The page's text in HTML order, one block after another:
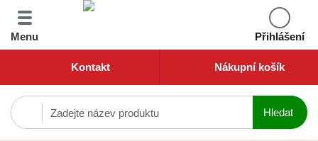
Menu Přihlášení
Kontakt Nákupní košík